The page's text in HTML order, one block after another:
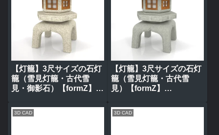
【灯籠】3尺サイズの石灯
籠（雪見灯籠・古代雪
見・御影石）【formZ】
【灯籠】3尺サイズの石灯
籠（雪見灯籠・古代雪
見）【formZ】
3D CAD 3D CAD